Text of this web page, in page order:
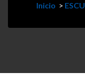
Inicio >